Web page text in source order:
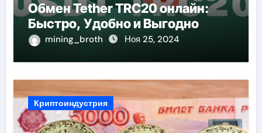
Обмен Tether TRC20 онлайн:
Быстро, Удобно и Выгодно
mining_broth Ноя 25, 2024
Криптоиндустрия